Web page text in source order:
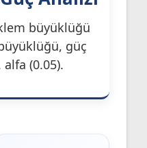
büyüklüğü
güç
(0.05).